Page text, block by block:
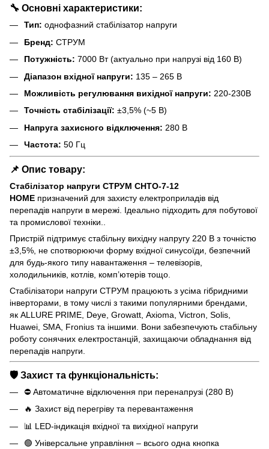
🔧 Основні характеристики:
Тип: однофазний стабілізатор напруги
Бренд: СТРУМ
Потужність: 7000 Вт (актуально при напрузі від 160 В)
Діапазон вхідної напруги: 135 – 265 В
Можливість регулювання вихідної напруги: 220-230В
Точність стабілізації: ±3,5% (~5 В)
Напруга захисного відключення: 280 В
Частота: 50 Гц
📌 Опис товару:
Стабілізатор напруги СТРУМ СНТО-7-12
HOME призначений для захисту електроприладів від
перепадів напруги в мережі. Ідеально підходить для побутової
та промислової техніки..
Пристрій підтримує стабільну вихідну напругу 220 В з точністю
±3,5%, не спотворюючи форму вхідної синусоїди, безпечний
для будь-якого типу навантаження – телевізорів,
холодильників, котлів, комп’ютерів тощо.
Стабілізатори напруги СТРУМ працюють з усіма гібридними
інверторами, в тому числі з такими популярними брендами,
як ALLURE PRIME, Deye, Growatt, Axioma, Victron, Solis,
Huawei, SMA, Fronius та іншими. Вони забезпечують стабільну
роботу сонячних електростанцій, захищаючи обладнання від
перепадів напруги.
🛡️ Захист та функціональність:
⛔ Автоматичне відключення при перенапрузі (280 В)
🔥 Захист від перегріву та перевантаження
📊 LED-індикація вхідної та вихідної напруги
🟢 Універсальне управління – всього одна кнопка